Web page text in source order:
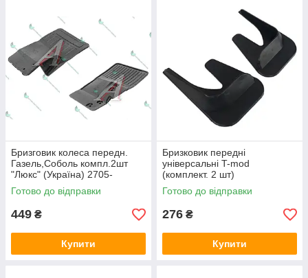
Бризговик колеса передн.
Газель,Соболь компл.2шт
"Люкс" (Україна) 2705-
5401232-01
Готово до відправки
449 ₴
Купити
Бризковик передні
універсальні T-mod
(комплект. 2 шт)
Готово до відправки
276 ₴
Купити